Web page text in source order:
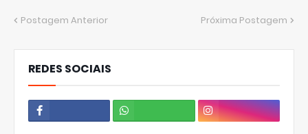
Postagem Anterior Próxima Postagem
REDES SOCIAIS